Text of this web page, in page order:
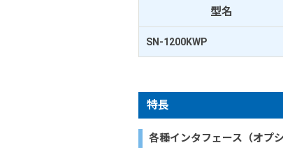
型名
SN-1200KWP
特長
各種インタフェース（オプシ